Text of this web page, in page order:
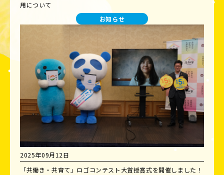
用について
お知らせ
2025年09月12日
「共働き・共育て」ロゴコンテスト大賞授賞式を開催しました！